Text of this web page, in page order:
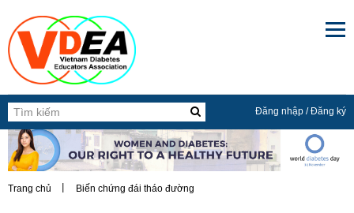
 Đăng nhập/Đăng ký
Trang chủ Biến chứng đái tháo đường